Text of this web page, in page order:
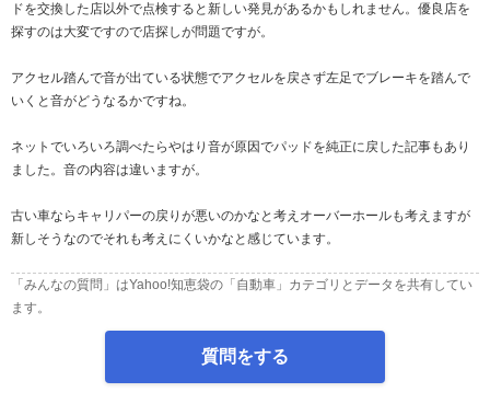
ドを交換した店以外で点検すると新しい発見があるかもしれません。優良店を
探すのは大変ですので店探しが問題ですが。
アクセル踏んで音が出ている状態でアクセルを戻さず左足でブレーキを踏んで
いくと音がどうなるかですね。
ネットでいろいろ調べたらやはり音が原因でパッドを純正に戻した記事もあり
ました。音の内容は違いますが。
古い車ならキャリパーの戻りが悪いのかなと考えオーバーホールも考えますが
新しそうなのでそれも考えにくいかなと感じています。
「みんなの質問」はYahoo!知恵袋の「自動車」カテゴリとデータを共有してい
ます。
質問をする